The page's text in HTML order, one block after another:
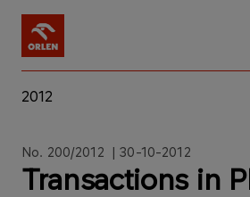
2012
No. 200/2012 | 30-10-2012
Transactions in